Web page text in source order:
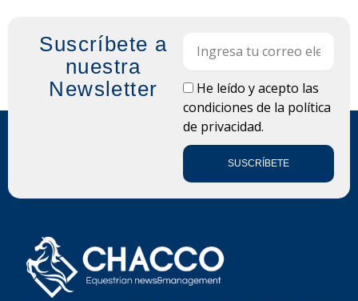
Suscríbete a
nuestra
Newsletter
LOPDHe leído y acepto las
condiciones de la política
de privacidad.
SUSCRÍBETE